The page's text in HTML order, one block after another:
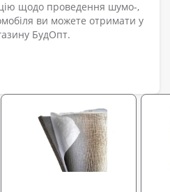
щодо проведення шумо-,
ви можете отримати у
БудОпт.